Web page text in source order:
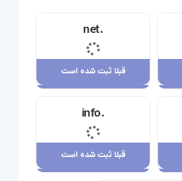
.net
قبلا ثبت شده است
34,120,000 ریال
.info
قبلا ثبت شده است